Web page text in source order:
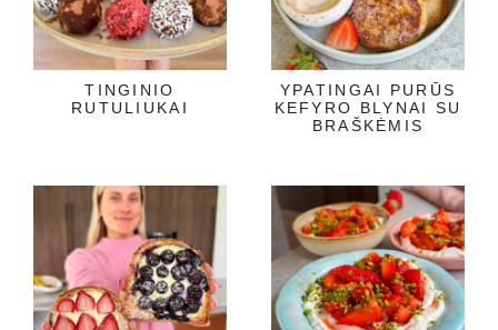
TINGINIO
RUTULIUKAI
YPATINGAI PURŪS
KEFYRO BLYNAI SU
BRAŠKĖMIS